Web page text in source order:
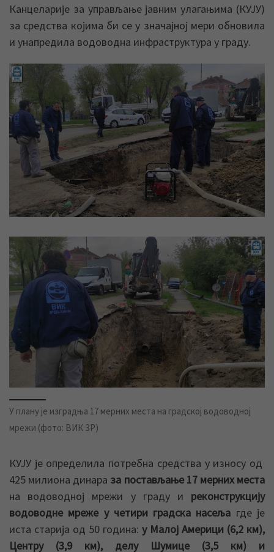
Канцеларије за управљање јавним улагањима (КУЈУ)
за средства којима би се у значајној мери обновила
и унапредила водоводна инфраструктура у граду.
У плану је изградња 17 мерних места на градској водоводној
мрежи (фото: ВИК ЗР)
КУЈУ је определила потребна средства у износу од
425 милиона динара за постављање 17 мерних места
на водоводној мрежи у граду и реконструкцију
водоводне мреже у четири градска насеља где је
иста старија од 50 година: у Малој Америци (6,2 км),
Центру (3,9 км), делу Шумице (3,5 км) и